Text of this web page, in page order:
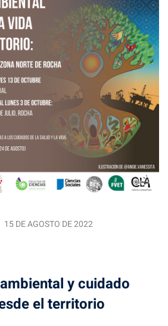
15 DE AGOSTO DE 2022
y cuidado
el territorio